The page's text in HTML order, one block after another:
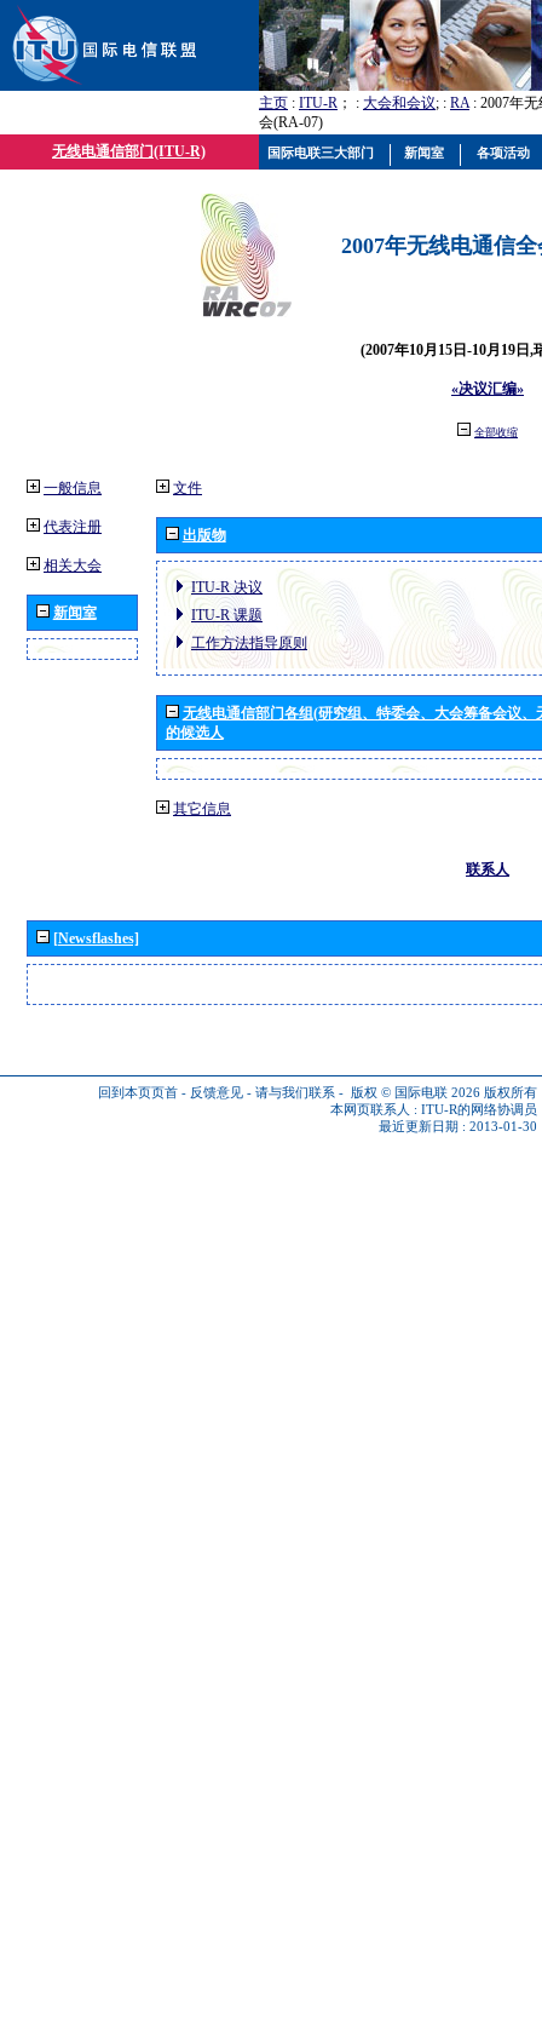
主页 : ITU-R ； : 大会和会议; : RA: 2007年
会(RA-07)
无线电通信部门(ITU-R)
2007年无线电通信
(2007年10月15日-10月19日,
«决议汇编»
全部收缩
一般信息
代表注册
相关大会
新闻室
文件
出版物
ITU-R 决议
ITU-R 课题
工作方法指导原则
无线电通信部门各组(研究组、特委会、大会筹备会议
的候选人
其它信息
联系人
[Newsflashes]
回到本页页首 - 反馈意见 - 请与我们联系 - 版权 © 国际电联 2026 版权所有
本网页联系人 : ITU-R的网络协调员
最近更新日期 : 2013-01-30
国际电联三大部门 新闻室 各项活动